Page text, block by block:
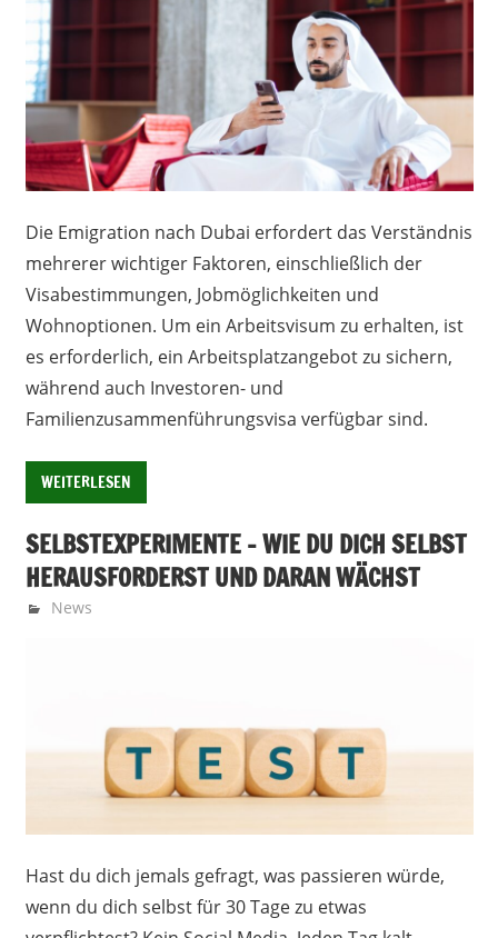
Die Emigration nach Dubai erfordert das Verständnis
mehrerer wichtiger Faktoren, einschließlich der
Visabestimmungen, Jobmöglichkeiten und
Wohnoptionen. Um ein Arbeitsvisum zu erhalten, ist
es erforderlich, ein Arbeitsplatzangebot zu sichern,
während auch Investoren- und
Familienzusammenführungsvisa verfügbar sind.
WEITERLESEN
SELBSTEXPERIMENTE – WIE DU DICH SELBST
HERAUSFORDERST UND DARAN WÄCHST
April 30, 2025
Nochweiter-Redaktion
News
Hast du dich jemals gefragt, was passieren würde,
wenn du dich selbst für 30 Tage zu etwas